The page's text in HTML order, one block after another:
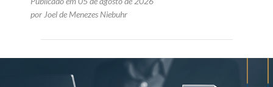
por Joel de Menezes Niebuhr